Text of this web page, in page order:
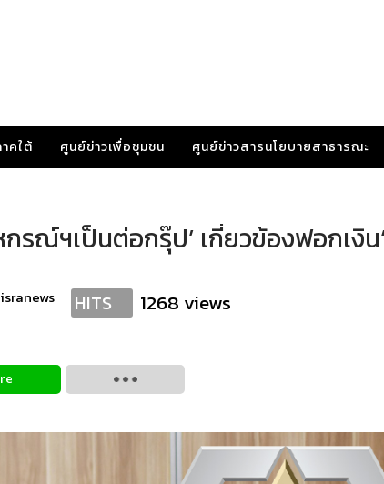
คใต้ ศูนย์ข่าวเพื่อชุมชน ศูนย์ข่าวสารนโยบายสาธารณะ
รณ์ฯเป็นต่อกรุ๊ป’ เกี่ยวข้องฟอกเงิน
isranews HITS 1268 views